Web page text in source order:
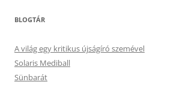
BLOGTÁR
A világ egy kritikus újságíró szemével
Solaris Mediball
Sünbarát